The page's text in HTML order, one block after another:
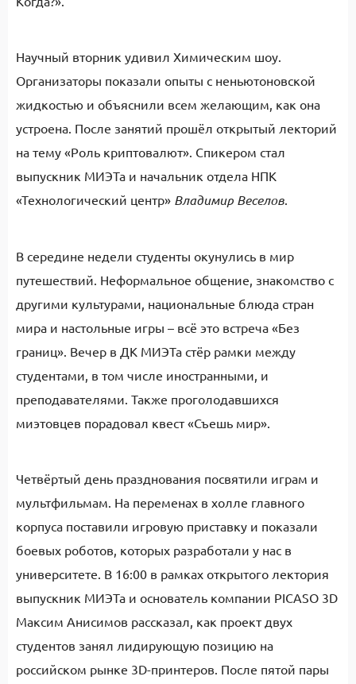
Научный вторник удивил Химическим шоу.
Организаторы показали опыты с неньютоновской
жидкостью и объяснили всем желающим, как она
устроена. После занятий прошёл открытый лекторий
на тему «Роль криптовалют». Спикером стал
выпускник МИЭТа и начальник отдела НПК
«Технологический центр» Владимир Веселов.
В середине недели студенты окунулись в мир
путешествий. Неформальное общение, знакомство с
другими культурами, национальные блюда стран
мира и настольные игры – всё это встреча «Без
границ». Вечер в ДК МИЭТа стёр рамки между
студентами, в том числе иностранными, и
преподавателями. Также проголодавшихся
миэтовцев порадовал квест «Съешь мир».
Четвёртый день празднования посвятили играм и
мультфильмам. На переменах в холле главного
корпуса поставили игровую приставку и показали
боевых роботов, которых разработали у нас в
университете. В 16:00 в рамках открытого лектория
выпускник МИЭТа и основатель компании PICASO 3D
Максим Анисимов рассказал, как проект двух
студентов занял лидирующую позицию на
российском рынке 3D-принтеров. После пятой пары